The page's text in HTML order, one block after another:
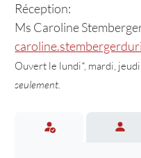
Réception:
Ms Caroline
Ouvert le lundi*, mardi,
seulement.